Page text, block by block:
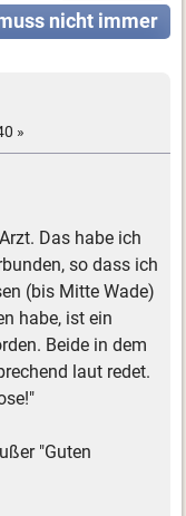
nicht immer
»
Das habe ich
so dass ich
(bis Mitte Wade)
habe, ist ein
Beide in dem
laut redet.
"Guten